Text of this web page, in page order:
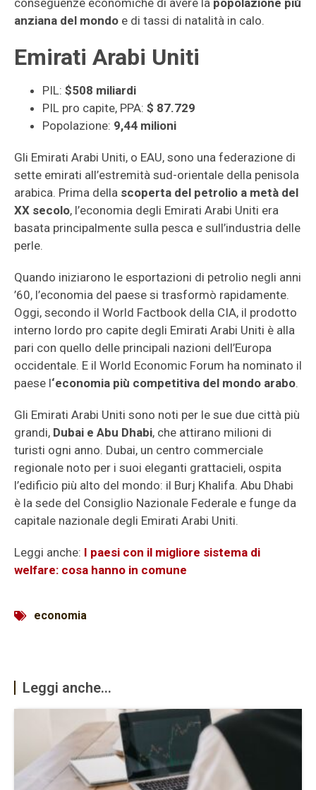
conseguenze economiche di avere la popolazione più
anziana del mondo e di tassi di natalità in calo.
Emirati Arabi Uniti
PIL: $508 miliardi
PIL pro capite, PPA: $ 87.729
Popolazione: 9,44 milioni
Gli Emirati Arabi Uniti, o EAU, sono una federazione di
sette emirati all’estremità sud-orientale della penisola
arabica. Prima della scoperta del petrolio a metà del
XX secolo, l’economia degli Emirati Arabi Uniti era
basata principalmente sulla pesca e sull’industria delle
perle.
Quando iniziarono le esportazioni di petrolio negli anni
’60, l’economia del paese si trasformò rapidamente.
Oggi, secondo il World Factbook della CIA, il prodotto
interno lordo pro capite degli Emirati Arabi Uniti è alla
pari con quello delle principali nazioni dell’Europa
occidentale. E il World Economic Forum ha nominato il
paese l‘economia più competitiva del mondo arabo.
Gli Emirati Arabi Uniti sono noti per le sue due città più
grandi, Dubai e Abu Dhabi, che attirano milioni di
turisti ogni anno. Dubai, un centro commerciale
regionale noto per i suoi eleganti grattacieli, ospita
l’edificio più alto del mondo: il Burj Khalifa. Abu Dhabi
è la sede del Consiglio Nazionale Federale e funge da
capitale nazionale degli Emirati Arabi Uniti.
Leggi anche: I paesi con il migliore sistema di
welfare: cosa hanno in comune
economia
Leggi anche...